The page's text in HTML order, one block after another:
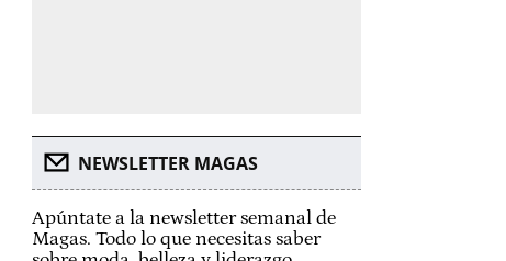
NEWSLETTER MAGAS
Apúntate a la newsletter semanal de
Magas. Todo lo que necesitas saber